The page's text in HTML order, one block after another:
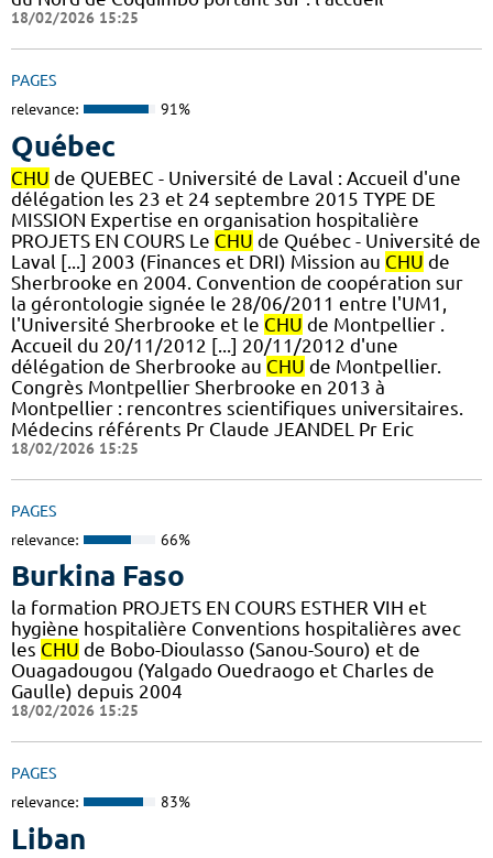
18/02/2026 15:25
PAGES
relevance: 91%
Québec
CHU de QUEBEC - Université de Laval : Accueil d'une
délégation les 23 et 24 septembre 2015 TYPE DE
MISSION Expertise en organisation hospitalière
PROJETS EN COURS Le CHU de Québec - Université de
Laval [...] 2003 (Finances et DRI) Mission au CHU de
Sherbrooke en 2004. Convention de coopération sur
la gérontologie signée le 28/06/2011 entre l'UM1,
l'Université Sherbrooke et le CHU de Montpellier .
Accueil du 20/11/2012 [...] 20/11/2012 d'une
délégation de Sherbrooke au CHU de Montpellier.
Congrès Montpellier Sherbrooke en 2013 à
Montpellier : rencontres scientifiques universitaires.
Médecins référents Pr Claude JEANDEL Pr Eric
18/02/2026 15:25
PAGES
relevance: 66%
Burkina Faso
la formation PROJETS EN COURS ESTHER VIH et
hygiène hospitalière Conventions hospitalières avec
les CHU de Bobo-Dioulasso (Sanou-Souro) et de
Ouagadougou (Yalgado Ouedraogo et Charles de
Gaulle) depuis 2004
18/02/2026 15:25
PAGES
relevance: 83%
Liban